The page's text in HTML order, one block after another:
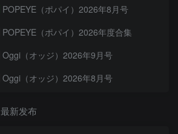
POPEYE（ポパイ）2026年8月号
POPEYE（ポパイ）2026年度合集
Oggi（オッジ）2026年9月号
Oggi（オッジ）2026年8月号
最新发布